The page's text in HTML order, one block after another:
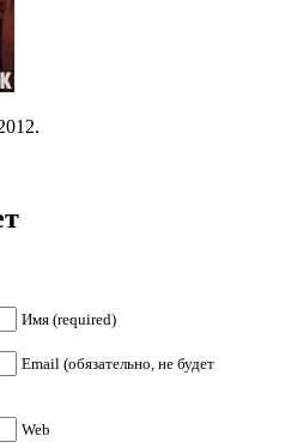
Имя (required)
Email (обязательно, не будет
Web